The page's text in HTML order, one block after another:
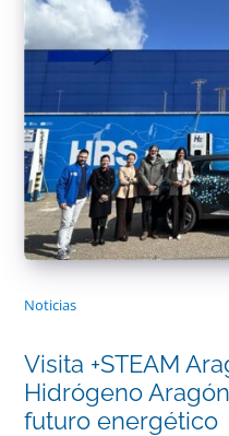
Noticias
Visita +STEAM
Hidrógeno
futuro energético